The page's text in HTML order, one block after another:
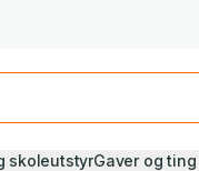
skoleutstyrGaver og